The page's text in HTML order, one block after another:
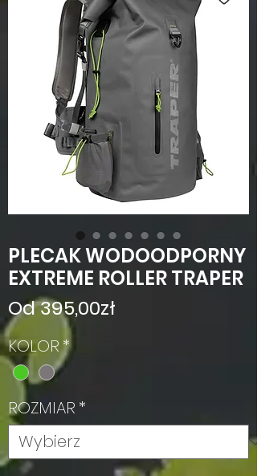
PLECAK WODOODPORNY
EXTREME ROLLER TRAPER
Od395,00zł
KOLOR*
ROZMIAR *